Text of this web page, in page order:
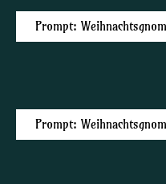
Prompt:
Prompt: